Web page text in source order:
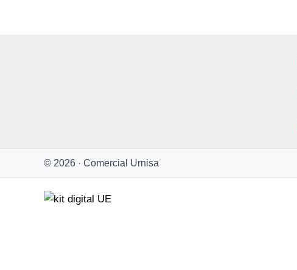
© 2026 · Comercial Urnisa